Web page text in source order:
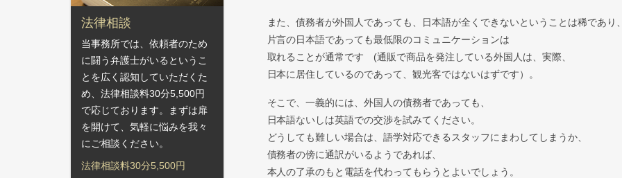
また、債務者が外国人であっても、日本語が全くできないということは稀であり
片言の日本語であっても最低限のコミュニケーションは
取れることが通常です (通販で商品を発注している外国人は、実際、
日本に居住しているのであって、観光客ではないはずです）。
そこで、一義的には、外国人の債務者であっても、
日本語ないしは英語での交渉を試みてください。
どうしても難しい場合は、語学対応できるスタッフにまわしてしまうか、
債務者の傍に通訳がいるようであれば、
本人の了承のもと電話を代わってもらうとよいでしょう。
法律相談
当事務所では、依頼者のため
に闘う弁護士がいるというこ
とを広く認知していただくた
め、法律相談料30分5,500円
で応じております。まずは扉
を開けて、気軽に悩みを我々
にご相談ください。
法律相談料30分5,500円